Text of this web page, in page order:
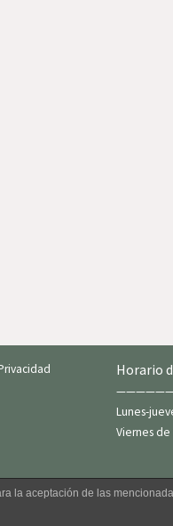
Horario
Lunes-
Viernes de
la aceptación de las